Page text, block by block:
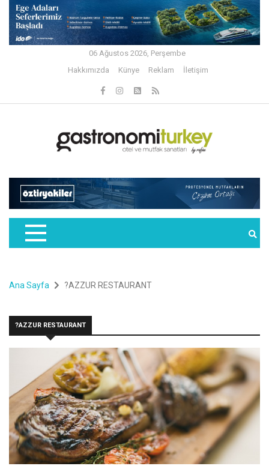
06 Ağustos 2026, Perşembe
Hakkımızda
Künye Reklam İletişim
Ana Sayfa ?AZZUR RESTAURANT
?AZZUR RESTAURANT